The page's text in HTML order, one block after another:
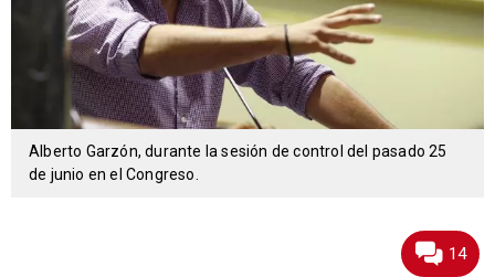
Alberto Garzón, durante la sesión de control del pasado 25
de junio en el Congreso.
14